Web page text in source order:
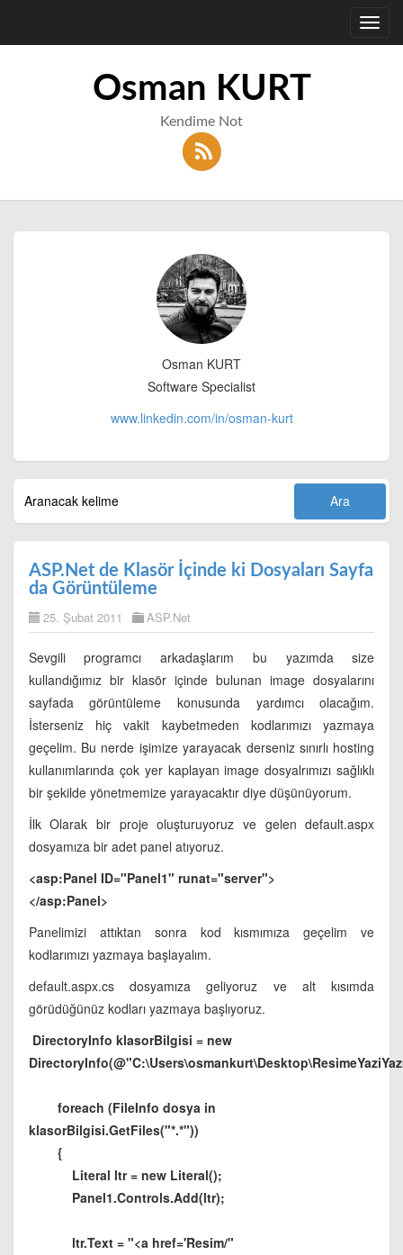
Osman KURT
Kendime Not
Osman KURT
Software Specialist
www.linkedin.com/in/osman-kurt
ASP.Net de Klasör İçinde ki Dosyaları Sayfa
da Görüntüleme
25. Şubat 2011 ASP.Net
Sevgili programcı arkadaşlarım bu yazımda size
kullandığımız bir klasör içinde bulunan image dosyalarını
sayfada görüntüleme konusunda yardımcı olacağım.
İsterseniz hiç vakit kaybetmeden kodlarımızı yazmaya
geçelim. Bu nerde işimize yarayacak derseniz sınırlı hosting
kullanımlarında çok yer kaplayan image dosyalrımızı sağlıklı
bir şekilde yönetmemize yarayacaktır diye düşünüyorum.
İlk Olarak bir proje oluşturuyoruz ve gelen default.aspx
dosyamıza bir adet panel atıyoruz.
<asp:Panel ID="Panel1" runat="server">
</asp:Panel>
Panelimizi attıktan sonra kod kısmımıza geçelim ve
kodlarımızı yazmaya başlayalım.
default.aspx.cs dosyamıza geliyoruz ve alt kısımda
görüdüğünüz kodları yazmaya başlıyoruz.
DirectoryInfo klasorBilgisi = new
foreach (FileInfo dosya in
klasorBilgisi.GetFiles("*.*"))
{
Literal ltr = new Literal();
Panel1.Controls.Add(ltr);
ltr.Text = "<a href='Resim/"